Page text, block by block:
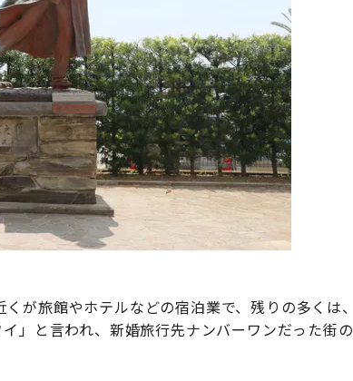
が旅館やホテルなどの宿泊業で、残りの多くは、
」と言われ、新婚旅行先ナンバーワンだった街の